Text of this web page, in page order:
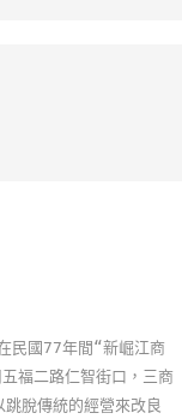
國77年間“新崛江商
福二路仁智街口，三商
脫傳統的經營來改良